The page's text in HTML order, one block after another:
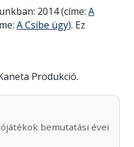
2014 (címe: A
A Csibe ügy). Ez
Produkció.
bemutatási évei